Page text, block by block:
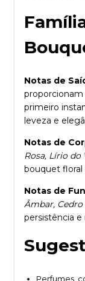
Notas de
primeiro
leveza e
Notas de
Rosa, Lírio do
bouquet
Notas de
Âmbar,
persistência e
Perfumes,